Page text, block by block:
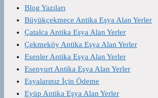
Blog Yazıları
Büyükçekmece Antika Eşya Alan Yerler
Çatalca Antika Eşya Alan Yerler
Çekmeköy Antika Eşya Alan Yerler
Esenler Antika Eşya Alan Yerler
Esenyurt Antika Eşya Alan Yerler
Eşyalarınız İçin Ödeme
Eyüp Antika Eşya Alan Yerler